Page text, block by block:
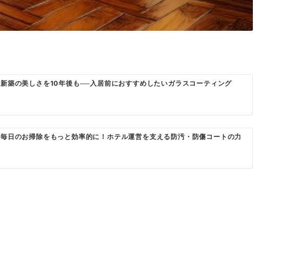
新築の美しさを10年後も──入居前におすすめしたいガラスコーティング
毎日のお掃除をもっと効率的に！ホテル運営を支える防汚・防傷コートの力